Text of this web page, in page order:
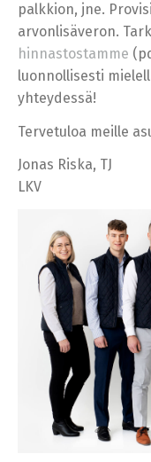
palkkion, jne.
arvonlisäveron.
hinnastostamme
luonnollisesti
yhteydessä!
Tervetuloa meille
Jonas Riska, TJ
LKV